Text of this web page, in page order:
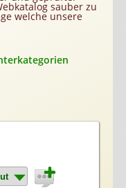
sauber zu
welche unsere